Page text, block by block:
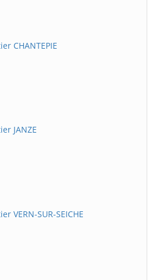
CHANTEPIE
JANZE
VERN-SUR-SEICHE